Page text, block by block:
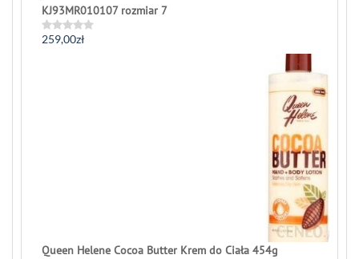
KJ93MR010107 rozmiar 7
Rated
259,00zł
Queen Helene Cocoa Butter Krem do Ciała 454g